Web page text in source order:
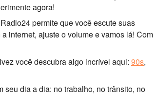
agora!
permite que você escute suas
internet, ajuste o volume e vamos lá! Com
você descubra algo incrível aqui: 90s,
dia a dia: no trabalho, no trânsito, no